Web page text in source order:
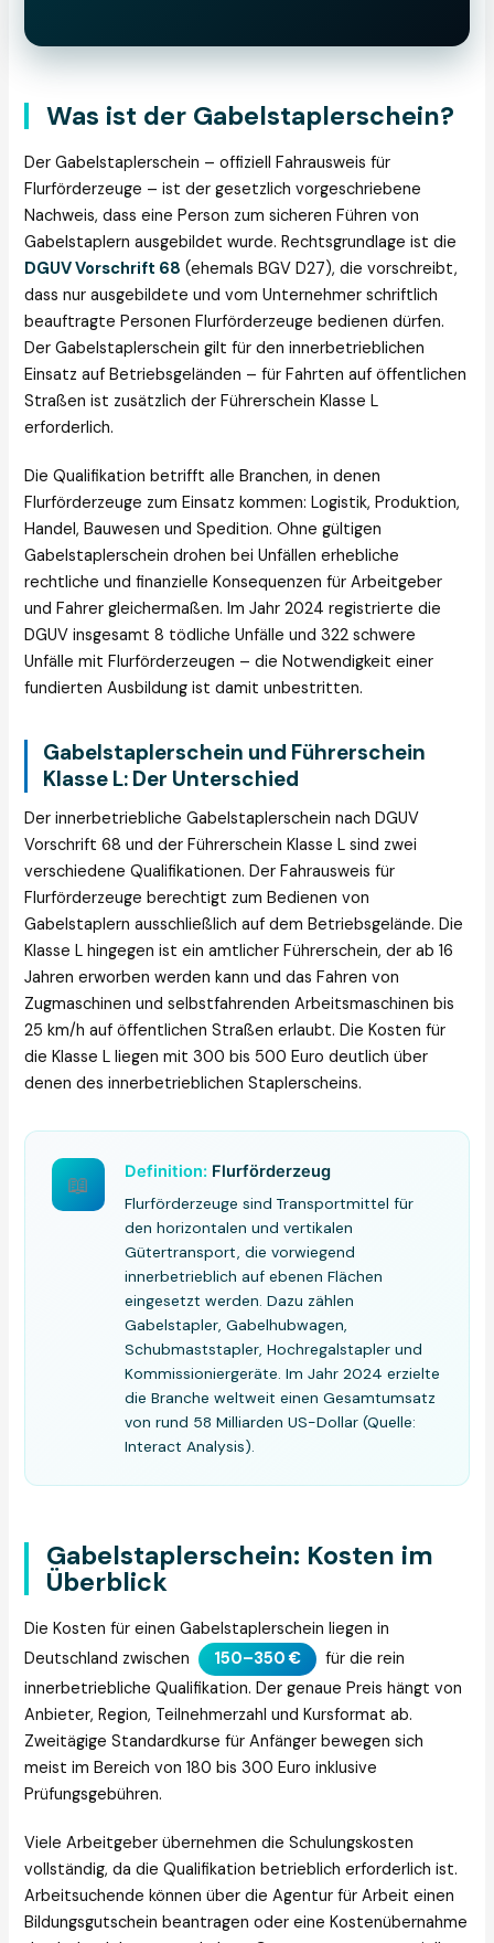
Was ist der Gabelstaplerschein?
Der Gabelstaplerschein – offiziell Fahrausweis für
Flurförderzeuge – ist der gesetzlich vorgeschriebene
Nachweis, dass eine Person zum sicheren Führen von
Gabelstaplern ausgebildet wurde. Rechtsgrundlage ist die
DGUV Vorschrift 68 (ehemals BGV D27), die vorschreibt,
dass nur ausgebildete und vom Unternehmer schriftlich
beauftragte Personen Flurförderzeuge bedienen dürfen.
Der Gabelstaplerschein gilt für den innerbetrieblichen
Einsatz auf Betriebsgeländen – für Fahrten auf öffentlichen
Straßen ist zusätzlich der Führerschein Klasse L
erforderlich.
Die Qualifikation betrifft alle Branchen, in denen
Flurförderzeuge zum Einsatz kommen: Logistik, Produktion,
Handel, Bauwesen und Spedition. Ohne gültigen
Gabelstaplerschein drohen bei Unfällen erhebliche
rechtliche und finanzielle Konsequenzen für Arbeitgeber
und Fahrer gleichermaßen. Im Jahr 2024 registrierte die
DGUV insgesamt 8 tödliche Unfälle und 322 schwere
Unfälle mit Flurförderzeugen – die Notwendigkeit einer
fundierten Ausbildung ist damit unbestritten.
Gabelstaplerschein und Führerschein
Klasse L: Der Unterschied
Der innerbetriebliche Gabelstaplerschein nach DGUV
Vorschrift 68 und der Führerschein Klasse L sind zwei
verschiedene Qualifikationen. Der Fahrausweis für
Flurförderzeuge berechtigt zum Bedienen von
Gabelstaplern ausschließlich auf dem Betriebsgelände. Die
Klasse L hingegen ist ein amtlicher Führerschein, der ab 16
Jahren erworben werden kann und das Fahren von
Zugmaschinen und selbstfahrenden Arbeitsmaschinen bis
25 km/h auf öffentlichen Straßen erlaubt. Die Kosten für
die Klasse L liegen mit 300 bis 500 Euro deutlich über
denen des innerbetrieblichen Staplerscheins.
📖 Definition: Flurförderzeug
Flurförderzeuge sind Transportmittel für
den horizontalen und vertikalen
Gütertransport, die vorwiegend
innerbetrieblich auf ebenen Flächen
eingesetzt werden. Dazu zählen
Gabelstapler, Gabelhubwagen,
Schubmaststapler, Hochregalstapler und
Kommissioniergeräte. Im Jahr 2024 erzielte
die Branche weltweit einen Gesamtumsatz
von rund 58 Milliarden US-Dollar (Quelle:
Interact Analysis).
Gabelstaplerschein: Kosten im
Überblick
Die Kosten für einen Gabelstaplerschein liegen in
Deutschland zwischen
150–350 €
für die rein
innerbetriebliche Qualifikation. Der genaue Preis hängt von
Anbieter, Region, Teilnehmerzahl und Kursformat ab.
Zweitägige Standardkurse für Anfänger bewegen sich
meist im Bereich von 180 bis 300 Euro inklusive
Prüfungsgebühren.
Viele Arbeitgeber übernehmen die Schulungskosten
vollständig, da die Qualifikation betrieblich erforderlich ist.
Arbeitsuchende können über die Agentur für Arbeit einen
Bildungsgutschein beantragen oder eine Kostenübernahme